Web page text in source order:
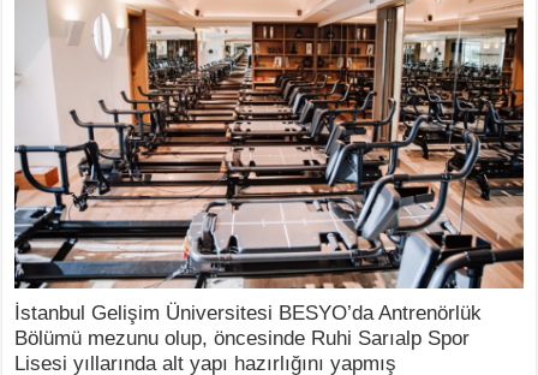
İstanbul Gelişim Üniversitesi BESYO’da Antrenörlük
Bölümü mezunu olup, öncesinde Ruhi Sarıalp Spor
Lisesi yıllarında alt yapı hazırlığını yapmış